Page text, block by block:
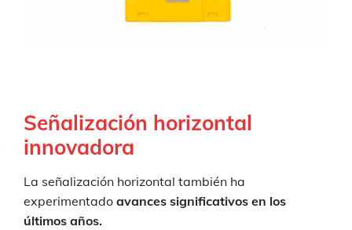
Señalización horizontal
innovadora
La señalización horizontal también ha
experimentado avances significativos en los
últimos años.